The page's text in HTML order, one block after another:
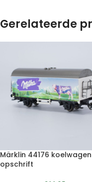
Gerelateerde
Märklin 44176
opschrift